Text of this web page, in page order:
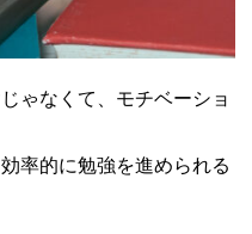
ゃなくて、モチベーショ
率的に勉強を進められる